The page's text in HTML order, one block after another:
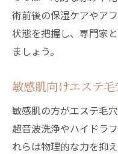
術前後の保湿ケアやア
状態を把握し、専門家
ましょう。
敏感肌向けエステ
敏感肌の方がエステ毛
超音波洗浄やハイドラ
れらは物理的な力を抑